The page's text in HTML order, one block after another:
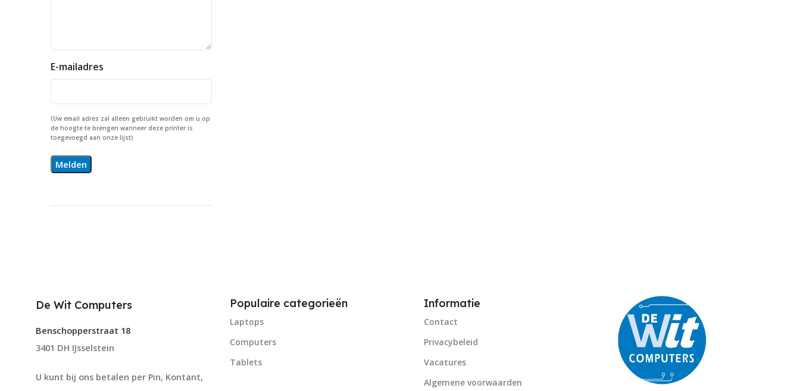
E-mailadres
(Uw email adres zal alleen gebruikt worden om u op
de hoogte te brengen wanneer deze printer is
toegevoegd aan onze lijst)
De Wit Computers
Benschopperstraat 18
3401 DH IJsselstein
U kunt bij ons betalen per Pin, Kontant,
Populaire categorieën
Laptops
Computers
Tablets
Informatie
Contact
Privacybeleid
Vacatures
Algemene voorwaarden